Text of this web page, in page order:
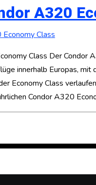
A320
Class Der Condor
innerhalb Europas,
Economy Class
Condor A320